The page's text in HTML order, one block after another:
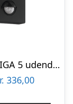
EGLO RIGA 5 udendørs væglampe med sensor, krom
336,00